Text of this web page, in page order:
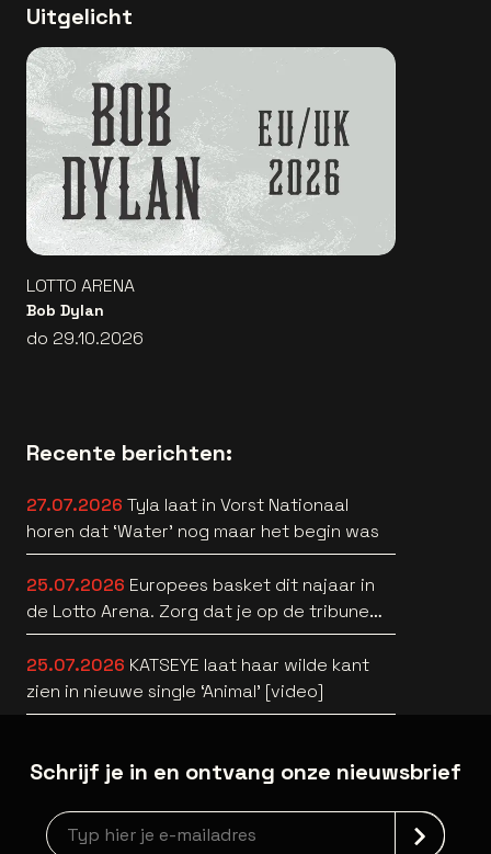
Uitgelicht
LOTTO ARENA
Bob Dylan
do 29.10.2026
Recente berichten:
27.07.2026 Tyla laat in Vorst Nationaal
horen dat ‘Water’ nog maar het begin was
25.07.2026 Europees basket dit najaar in
de Lotto Arena. Zorg dat je op de tribune
zit! 🏀🔥
25.07.2026 KATSEYE laat haar wilde kant
zien in nieuwe single ‘Animal’ [video]
Schrijf je in en ontvang onze nieuwsbrief
Nieuwsbrief aanmelding